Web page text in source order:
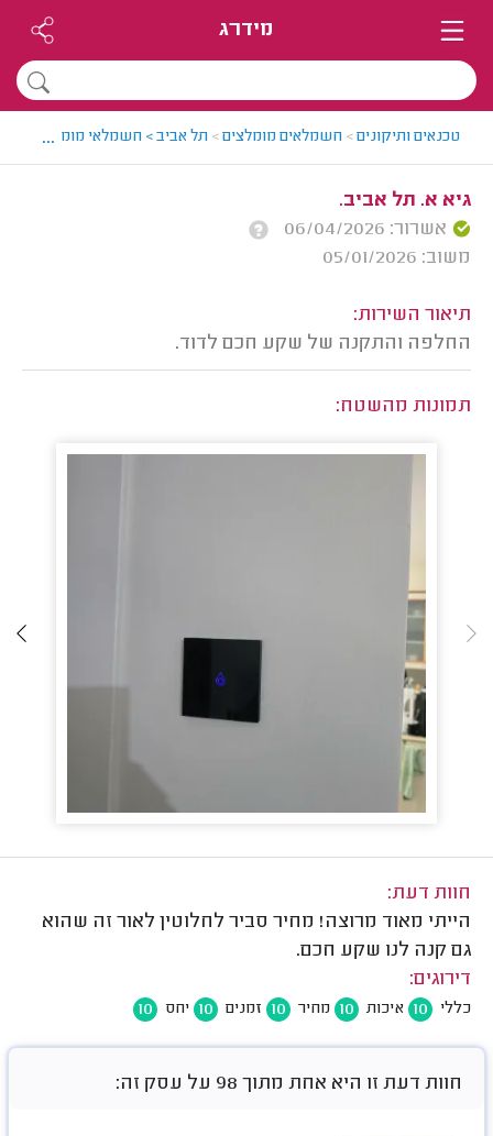
מידרג
טכנאים ותיקונים> חשמלאים מומלצים> תל אביב > חשמלאי מומלץ - תומר
...
גיא א. תל אביב.
אשרור: 06/04/2026
משוב: 05/01/2026
תיאור השירות:
החלפה והתקנה של שקע חכם לדוד.
תמונות מהשטח:
חוות דעת:
הייתי מאוד מרוצה! מחיר סביר לחלוטין לאור זה שהוא
גם קנה לנו שקע חכם.
דירוגים:
כללי 10 איכות 10 מחיר 10 זמנים 10 יחס 10
חוות דעת זו היא אחת מתוך 98 על עסק זה: